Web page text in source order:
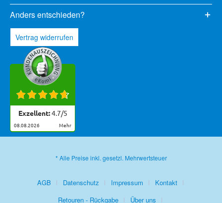
Anders entschieden?
Vertrag widerrufen
Exzellent:4.7/5
08.08.2026 mehr
* Alle Preise inkl. gesetzl. Mehrwertsteuer
AGB Datenschutz Impressum
Kontakt
Retouren - Rückgabe
Über uns